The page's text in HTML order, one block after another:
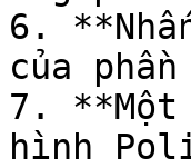
6.
của
7. **Một
hình